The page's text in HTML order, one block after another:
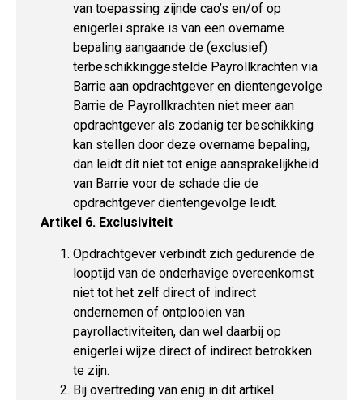
van toepassing zijnde cao’s en/of op
enigerlei sprake is van een overname
bepaling aangaande de (exclusief)
terbeschikkinggestelde Payrollkrachten via
Barrie aan opdrachtgever en dientengevolge
Barrie de Payrollkrachten niet meer aan
opdrachtgever als zodanig ter beschikking
kan stellen door deze overname bepaling,
dan leidt dit niet tot enige aansprakelijkheid
van Barrie voor de schade die de
opdrachtgever dientengevolge leidt.
Artikel 6. Exclusiviteit
Opdrachtgever verbindt zich gedurende de
looptijd van de onderhavige overeenkomst
niet tot het zelf direct of indirect
ondernemen of ontplooien van
payrollactiviteiten, dan wel daarbij op
enigerlei wijze direct of indirect betrokken
te zijn.
Bij overtreding van enig in dit artikel